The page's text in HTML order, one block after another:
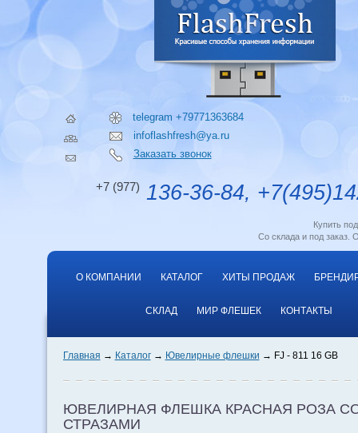
telegram +79771363684
infoflashfresh@ya.ru
Заказать звонок
+7 (977) 136-36-84,
Купить
Со склада и под заказ.
О КОМПАНИИ КАТАЛОГ ХИТЫ ПРОДАЖ
СКЛАД МИР ФЛЕШЕК КОНТАКТЫ
Главная Каталог Ювелирные флешки FJ - 811 16 GB
ЮВЕЛИРНАЯ ФЛЕШКА КРАСНАЯ РОЗА
СТРАЗАМИ